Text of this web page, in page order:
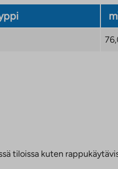
tiloissa kuten